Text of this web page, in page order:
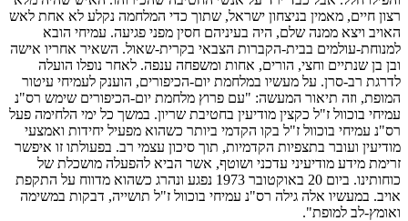
רצון חיים, מאמין בניצחון ישראל, שתוך כדי המלחמה נקלע לא אחת לאש
האויב ויצא ממנה שלם, היה בעיניהם חסין מפני פגיעה. עמיחי הובא
למנוחת-עולמים בבית-הקברות הצבאי בקרית-שאול. השאיר אחריו אישה
ובן בן שנתיים וחצי, הורים, אחות ומשפחה ענפה. לאחר נופלו הועלה
לדרגת רב-סרן. על מעשיו במלחמת יום-הכיפורים, הוענק לעמיחי עיטור
המופת, וזה תיאור המעשה: "עם פרוץ מלחמת יום-הכיפורים שימש רס"נ
עמיחי בוכוול ז"ל כקצין מודיעין בחטיבת שריון. במשך כל ימי הלחימה פעל
רס"נ עמיחי בוכוול ז"ל בקו הקדמי ביותר כשהוא מפעיל יחידות ואמצעי
מודיעין ועובר בתצפיות הקדמיות, תוך סיכון עצמי רב. בפעולתו זו איפשר
זרימת מידע מודיעיני עדכני ושוטף, אשר הביא להפעלה מושכלת של
כוחותינו. ביום 20 באוקטובר 1973 נפגע ונהרג כשהוא מדווח על התקפת
אויב. במעשיו אלה גילה רס"נ עמיחי בוכוול ז"ל תושייה, דבקות במשימה
ואומץ-לב למופת".